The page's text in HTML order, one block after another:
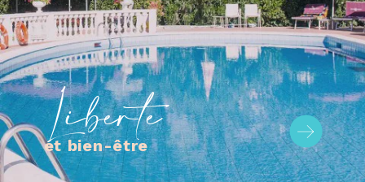
Liberté
et bien-être